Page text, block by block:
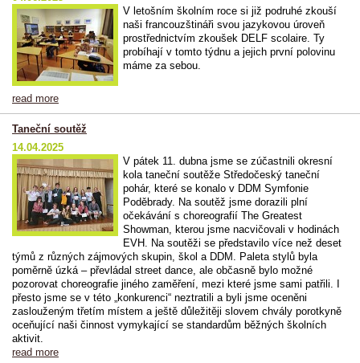
V letošním školním roce si již podruhé zkouší
naši francouzštináři svou jazykovou úroveň
prostřednictvím zkoušek DELF scolaire. Ty
probíhají v tomto týdnu a jejich první polovinu
máme za sebou.
read more
Taneční soutěž
14.04.2025
V pátek 11. dubna jsme se zúčastnili okresní
kola taneční soutěže Středočeský taneční
pohár, které se konalo v DDM Symfonie
Poděbrady. Na soutěž jsme dorazili plní
očekávání s choreografií The Greatest
Showman, kterou jsme nacvičovali v hodinách
EVH. Na soutěži se představilo více než deset
týmů z různých zájmových skupin, škol a DDM. Paleta stylů byla
poměrně úzká – převládal street dance, ale občasně bylo možné
pozorovat choreografie jiného zaměření, mezi které jsme sami patřili. I
přesto jsme se v této „konkurenci“ neztratili a byli jsme oceněni
zaslouženým třetím místem a ještě důležitěji slovem chvály porotkyně
oceňující naši činnost vymykající se standardům běžných školních
aktivit.
read more